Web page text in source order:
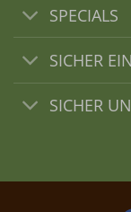
SPECIALS
SICHER
SICHER